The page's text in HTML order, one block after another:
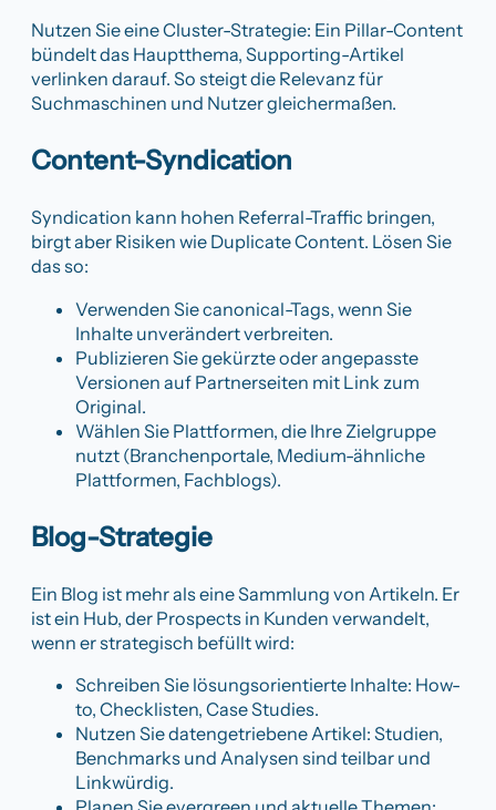
Nutzen Sie eine Cluster-Strategie: Ein Pillar-Content
bündelt das Hauptthema, Supporting-Artikel
verlinken darauf. So steigt die Relevanz für
Suchmaschinen und Nutzer gleichermaßen.
Content-Syndication
Syndication kann hohen Referral-Traffic bringen,
birgt aber Risiken wie Duplicate Content. Lösen Sie
das so:
Verwenden Sie canonical-Tags, wenn Sie
Inhalte unverändert verbreiten.
Publizieren Sie gekürzte oder angepasste
Versionen auf Partnerseiten mit Link zum
Original.
Wählen Sie Plattformen, die Ihre Zielgruppe
nutzt (Branchenportale, Medium-ähnliche
Plattformen, Fachblogs).
Blog-Strategie
Ein Blog ist mehr als eine Sammlung von Artikeln. Er
ist ein Hub, der Prospects in Kunden verwandelt,
wenn er strategisch befüllt wird:
Schreiben Sie lösungsorientierte Inhalte: How-
to, Checklisten, Case Studies.
Nutzen Sie datengetriebene Artikel: Studien,
Benchmarks und Analysen sind teilbar und
Linkwürdig.